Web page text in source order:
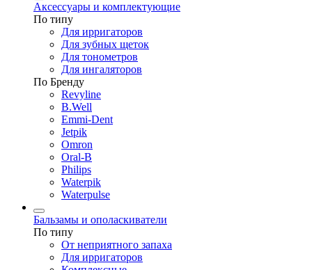
Аксессуары и комплектующие
По типу
Для ирригаторов
Для зубных щеток
Для тонометров
Для ингаляторов
По Бренду
Revyline
B.Well
Emmi-Dent
Jetpik
Omron
Oral-B
Philips
Waterpik
Waterpulse
Бальзамы и ополаскиватели
По типу
От неприятного запаха
Для ирригаторов